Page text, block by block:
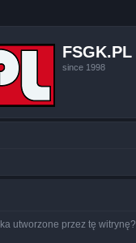
FSGK.PL
since 1998
utworzone przez tę witrynę?